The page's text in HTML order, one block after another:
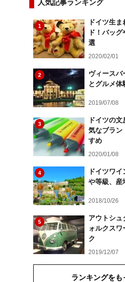
人気記事ランキング
1
ドイツ生
ド！バッ
選
2020/02/01
2
ヴィースバ
とグルメ体
2019/07/08
3
ドイツの
気なブラン
すめ
2020/01/08
4
ドイツワ
や等級、産
2018/10/26
5
アウトシュ
ォルクス
ク
2019/12/07
ランキングをも